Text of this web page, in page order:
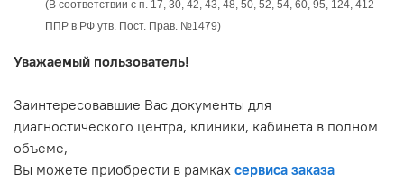
(В соответствии с п. 17, 30, 42, 43, 48, 50, 52, 54, 60, 95, 124, 412
ППР в РФ утв. Пост. Прав. №1479)
Уважаемый пользователь!
Заинтересовавшие Вас документы для
диагностического центра, клиники, кабинета в полном
объеме,
Вы можете приобрести в рамках сервиса заказа